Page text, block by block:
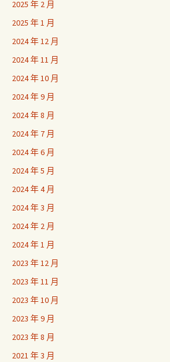
2025 年 2 月
2025 年 1 月
2024 年 12 月
2024 年 11 月
2024 年 10 月
2024 年 9 月
2024 年 8 月
2024 年 7 月
2024 年 6 月
2024 年 5 月
2024 年 4 月
2024 年 3 月
2024 年 2 月
2024 年 1 月
2023 年 12 月
2023 年 11 月
2023 年 10 月
2023 年 9 月
2023 年 8 月
2021 年 3 月